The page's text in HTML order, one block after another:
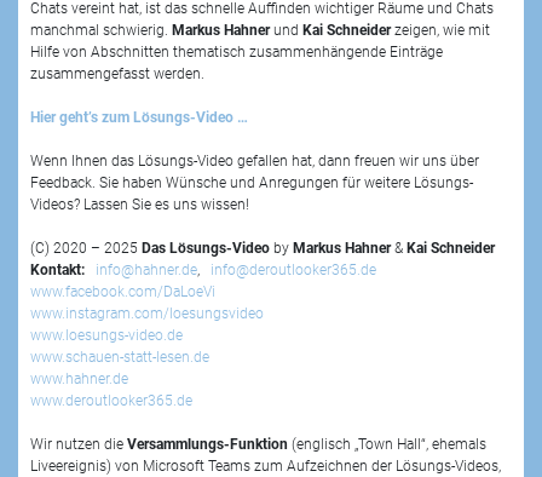
Chats vereint hat, ist das schnelle Auffinden wichtiger Räume und Chats
manchmal schwierig. Markus Hahnerund Kai Schneiderzeigen, wie mit
Hilfe von Abschnitten thematisch zusammenhängende Einträge
zusammengefasst werden.
Hier geht’s zum Lösungs-Video …
Wenn Ihnen das Lösungs-Video gefallen hat, dann freuen wir uns über
Feedback. Sie haben Wünsche und Anregungen für weitere Lösungs-
Videos? Lassen Sie es uns wissen!
(C) 2020 – 2025 Das Lösungs-Video by Markus Hahner& Kai Schneider
Kontakt:
info@hahner.de, info@deroutlooker365.de
www.facebook.com/DaLoeVi
www.instagram.com/loesungsvideo
www.loesungs-video.de
www.schauen-statt-lesen.de
www.hahner.de
www.deroutlooker365.de
Wir nutzen die Versammlungs-Funktion (englisch „Town Hall“, ehemals
Liveereignis) von Microsoft Teams zum Aufzeichnen der Lösungs-Videos,